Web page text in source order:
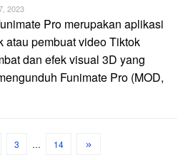
2023
Pro merupakan aplikasi
atau pembuat video Tiktok
dan efek visual 3D yang
Funimate Pro (MOD,
3 … 14